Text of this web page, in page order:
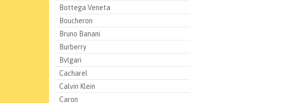
Bottega Veneta
Boucheron
Bruno Banani
Burberry
Bvlgari
Cacharel
Calvin Klein
Caron